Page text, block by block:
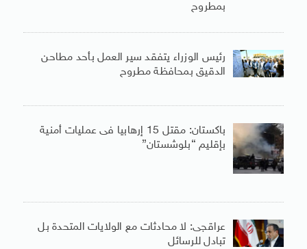
بمطروح
رئيس الوزراء يتفقد سير العمل بأحد مطاحن
الدقيق بمحافظة مطروح
باكستان: مقتل 15 إرهابيا فى عمليات أمنية
بإقليم “بلوشستان”
عراقجى: لا محادثات مع الولايات المتحدة بل
تبادل للرسائل